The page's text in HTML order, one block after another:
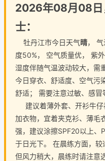
2026年08月08日
士：
牡丹江市今日天气晴，
度50%， 空气质量优， 紫
湿度伴随气温波动较大，需
今日穿衣、舒适度、空气污
舒适； 需要注意过敏、感冒
建议着薄外套、开衫牛仔
加衣物，宜着夹克衫、薄毛
强，建议涂擦SPF20以上、
于日光下。 在晨练方面，较
但风力稍大，晨练时请注意